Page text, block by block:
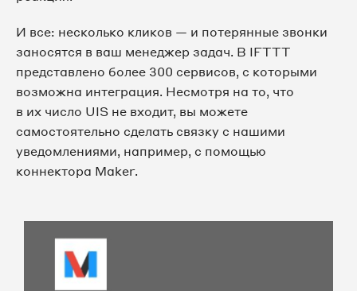
И все: несколько кликов — и потерянные звонки
заносятся в ваш менеджер задач. В IFTTT
представлено более 300 сервисов, с которыми
возможна интеграция. Несмотря на то, что
в их число UIS не входит, вы можете
самостоятельно сделать связку с нашими
уведомлениями, например, с помощью
коннектора Maker.